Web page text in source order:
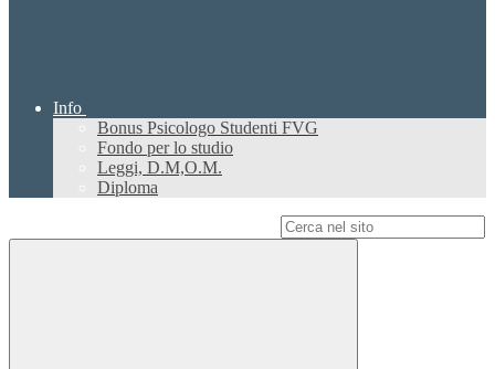
Info
Bonus Psicologo Studenti FVG
Fondo per lo studio
Leggi, D.M,O.M.
Diploma